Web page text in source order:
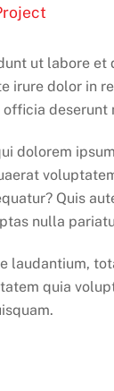
ut labore et
irure dolor in
deserunt
dolorem
Quis
nulla
quia